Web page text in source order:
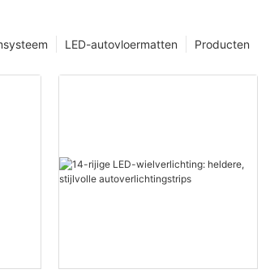
Producten
LED-autovloermatten